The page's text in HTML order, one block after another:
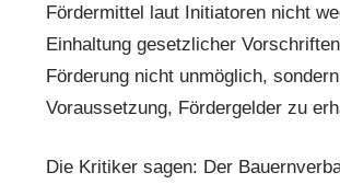
Fördermittel laut Initiatoren nicht
Einhaltung gesetzlicher
Förderung nicht unmöglich,
Voraussetzung, Fördergelder zu
Die Kritiker sagen: Der